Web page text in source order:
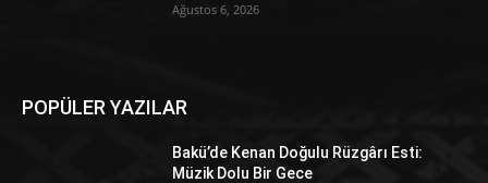
Ağustos 6, 2026
POPÜLER YAZILAR
Bakü’de Kenan Doğulu Rüzgârı Esti:
Müzik Dolu Bir Gece